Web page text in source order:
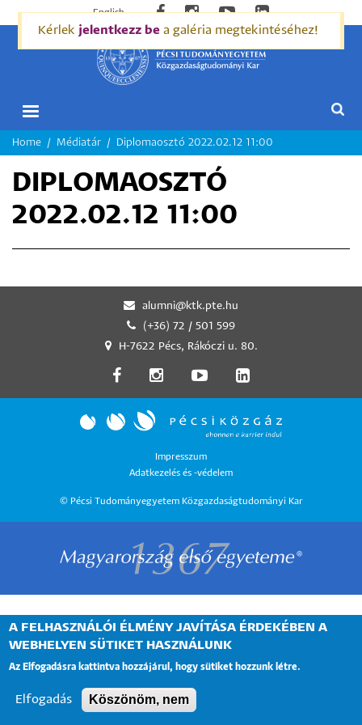
English
MORZSA
Home Médiatár Diplomaosztó 2022.02.12 11:00
DIPLOMAOSZTÓ
2022.02.12 11:00
Kérlek jelentkezz be a galéria megtekintéséhez!
alumni@ktk.pte.hu
(+36) 72 / 501 599
H-7622 Pécs, Rákóczi u. 80.
Impresszum
Adatkezelés és -védelem
© Pécsi Tudományegyetem Közgazdaságtudományi Kar
A FELHASZNÁLÓI ÉLMÉNY JAVÍTÁSA ÉRDEKÉBEN A
WEBHELYEN SÜTIKET HASZNÁLUNK
Az Elfogadásra kattintva hozzájárul, hogy sütiket hozzunk létre.
Elfogadás Köszönöm, nem